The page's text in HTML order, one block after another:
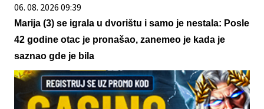
06. 08. 2026 09:39
Marija (3) se igrala u dvorištu i samo je nestala: Posle
42 godine otac je pronašao, zanemeo je kada je
saznao gde je bila